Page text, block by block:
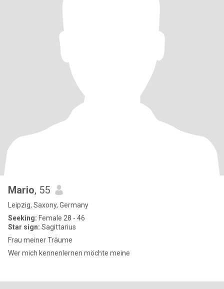
Mario, 55
Leipzig, Saxony, Germany
Seeking: Female 28 - 46
Star sign: Sagittarius
Frau meiner Träume
Wer mich kennenlernen möchte meine